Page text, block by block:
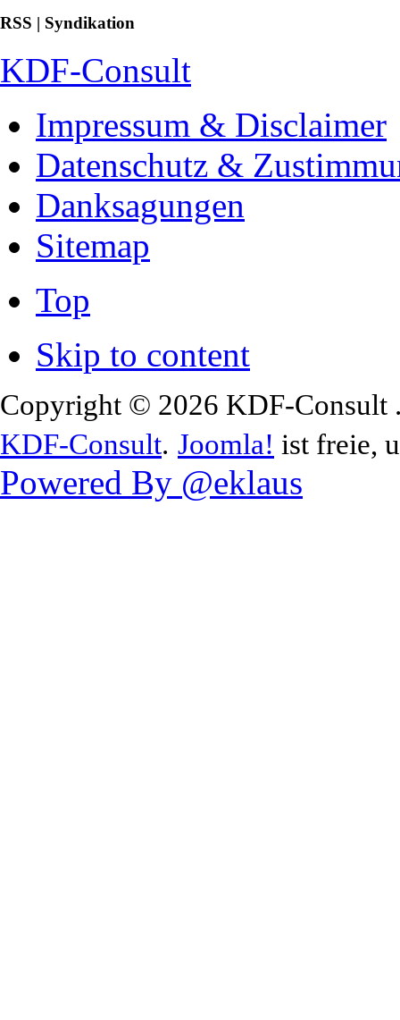
RSS | Syndikation
KDF-Consult
Impressum & Disclaimer
Datenschutz &
Danksagungen
Sitemap
Top
Skip to content
Copyright © 2026 KDF-Consult
KDF-Consult. Joomla! ist freie,
Powered By @eklaus